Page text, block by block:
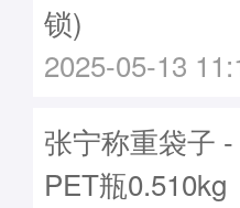
锁)
2025-05-13
张宁称重袋子
PET瓶0.510kg